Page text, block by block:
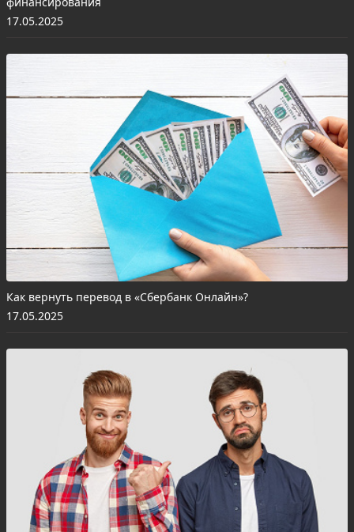
17.05.2025
Как вернуть перевод в «Сбербанк Онлайн»?
17.05.2025